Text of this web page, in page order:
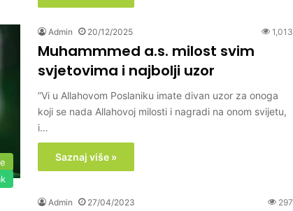
Admin 20/12/2025 1,013
Muhammmed a.s. milost svim
svjetovima i najbolji uzor
”Vi u Allahovom Poslaniku imate divan uzor za onoga
koji se nada Allahovoj milosti i nagradi na onom svijetu,
i…
Saznaj više »
Admin 27/04/2023 297